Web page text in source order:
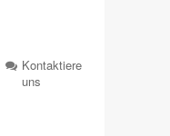
Kontaktiere
uns